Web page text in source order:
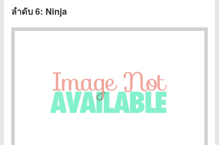
ลำดับ 6: Ninja